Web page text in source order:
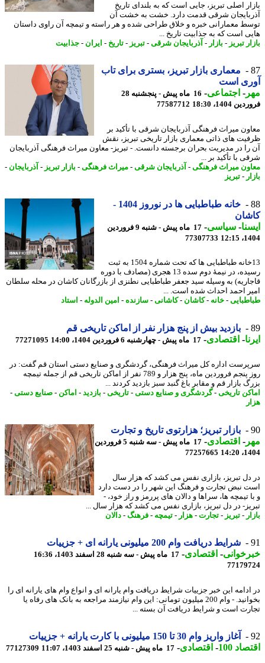
اصلی تبریز، جایی است که به بلندای تاریخ
شرقی قدمت دارد. خشت به خشت آن
معمارانی خبره و خلاق طراحی شده و هر راسته و تیمچه آن راوی داستان
است که به جذابیت تاریخ ...
تبریز- بازار - آذربایجان شرقی-تبریز- تاریخ- ایران - جذابیت
معماری بازار تبریز، بستری برای تاب
است
-اجتماعی-
16 ماه پیش - پنجشنبه 28
1404، 18:30
77587712
میراث فرهنگی آذربایجان شرقی با تأکید بر
های ذاتی معماری بازار تاریخی تبریز، نقش
در مدیریت بحران برجسته دانست. - تبریز- معاون میراث فرهنگی آذربایجان
با تأکید بر ...
میراث فرهنگی-آذربایجان شرقی-میراث فرهنگی-بازار تبریز- آذربایجان-
- تبریز
خانه طباطبایی ها در نوروز 1404 -
-سیاسی-
17 ماه پیش - شنبه 9 فروردین
77307733
13خانه طباطبایی ها که تحت شماره 1504 به ثبت
رسیده، در نیمهٔ دوم سده 13 هجری (مصادف با دوره
به وسیله سید جعفر طباطبایی نطنزی از بازرگانان کاشان در محله سلطان
احمد احداث شده است. ...
-خانه -کاشان-کاشانی-سازنده-امین الدوله-استاد
بازدید بیش از پنج هزار نفر از اماکن تاریخی قم
-اقتصادی-17 ماه پیش - چهارشنبه 6 فروردین 1404، 14:00 77271095
اداره کل میراث فرهنگی، گردشگری و صنایع دستی استان قم گفت: در
روز پنجم فروردین ماه، پنج هزار و 789 نفر از اماکن تاریخی قم از جمله تیمچه
بازار قم و مقابر باغ گنبد سبز بازدید کردند ...
تاریخی -گردشگری و صنایع دستی-تاریخی -بازدید-اماکن-صنایع دستی-
بازار تبریز؛ هزارتوی تاریخ و تجارت
-اقتصادی-
17 ماه پیش - سه شنبه 5 فروردین
77257665
تبریز، بازاری نفس می کشد که هزار سال
نبض تجارت و فرهنگ این شهر را در دست دارد
تیمچه ها، سراها و دالان های پررمز و راز خود، -
در دل تبریز، بازاری نفس می کشد که هزار سال ...
- تبریز- تجارت- هزار - تیمچه-فرهنگ -دالان
شرایط دریافت وام 200 میلیونی یارانه ای + جزییات
-اقتصادی-17 ماه پیش - سه شنبه 28 اسفند 1403، 16:36
این خبر جزییات شرایط دریافت وام یارانه ای و انواع وام های یارانه ای را
بخوانید. - وام 200 میلیون تومانی: این وام نیازمند مراجعه به بانک های رفاه یا
است و شرایط دریافت آن بسته ...
آغاز واریز وام 30 تا 150 میلیونی با کارت یارانه + جزییات
100
-اقتصادی-17 ماه پیش - شنبه 25 اسفند 1403، 11:07 77127309